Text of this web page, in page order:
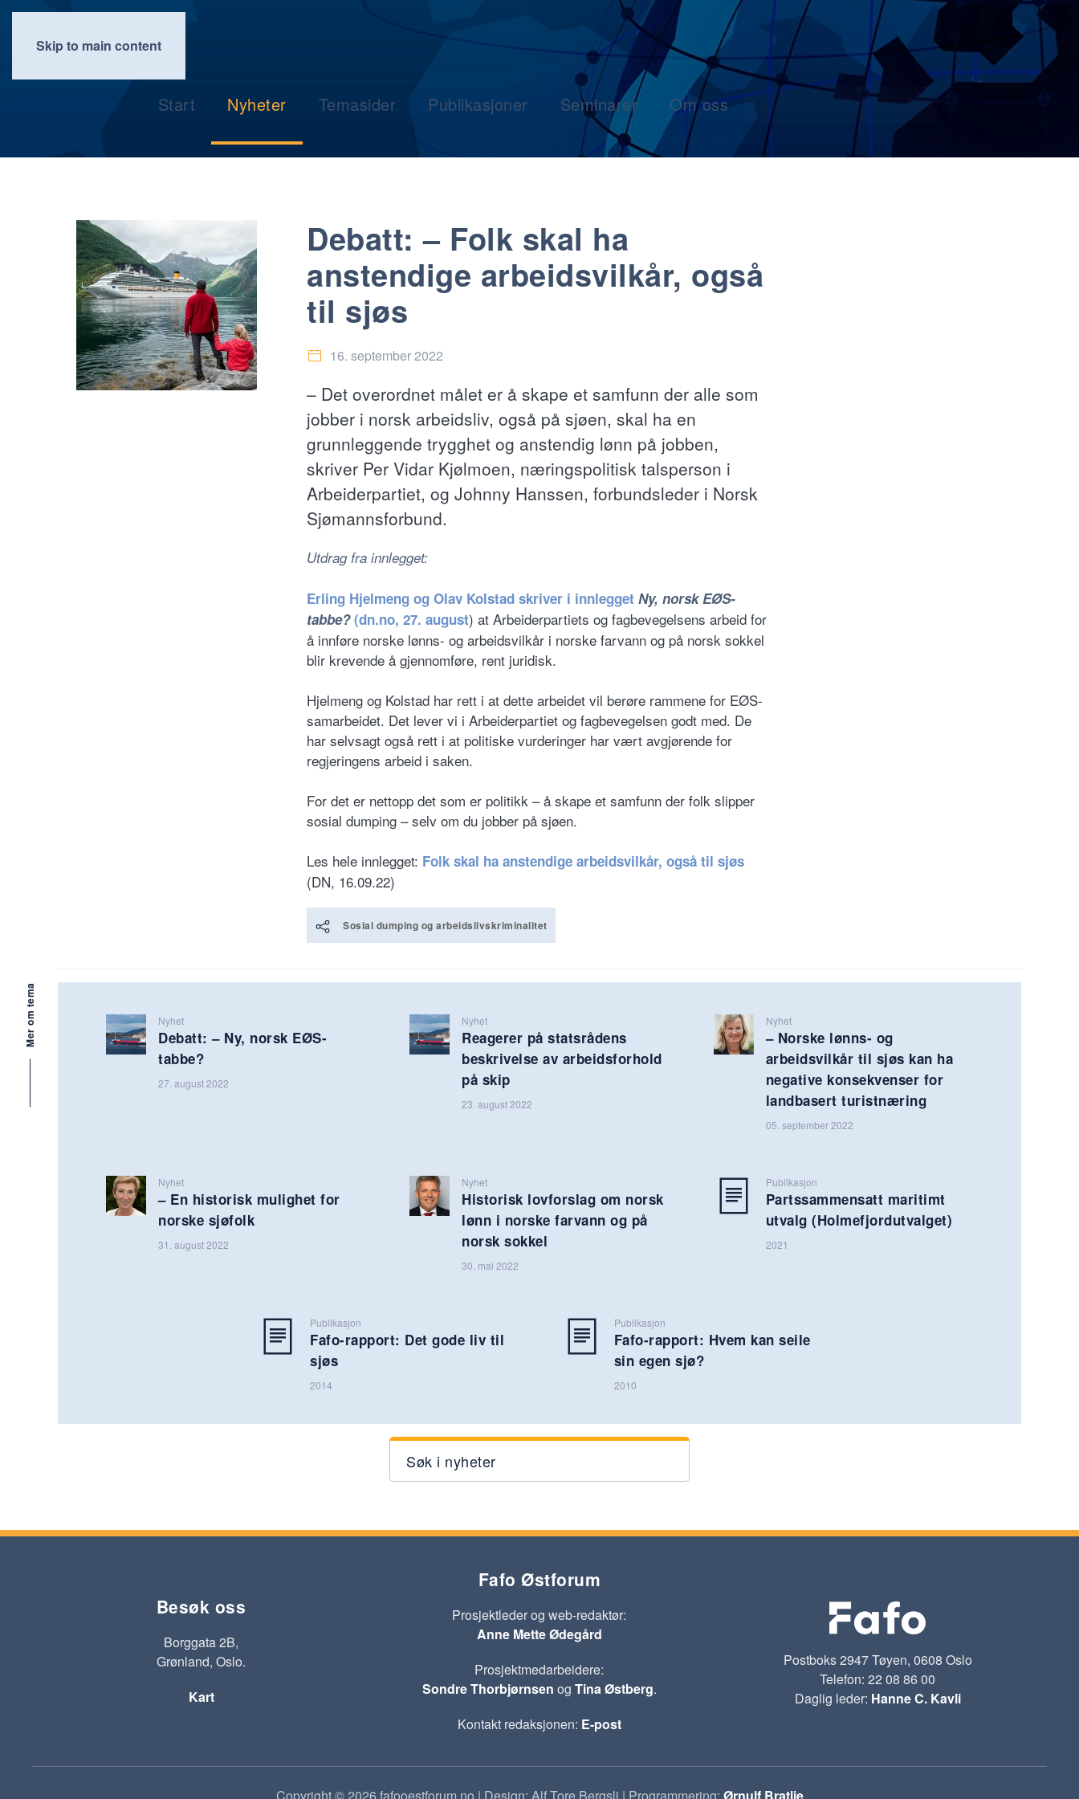
Skip to main content
Start Nyheter Temasider Publikasjoner Seminarer Om oss
Debatt: – Folk skal ha
anstendige arbeidsvilkår, også
til sjøs
16. september 2022
– Det overordnet målet er å skape et samfunn der alle som
jobber i norsk arbeidsliv, også på sjøen, skal ha en
grunnleggende trygghet og anstendig lønn på jobben,
skriver Per Vidar Kjølmoen, næringspolitisk talsperson i
Arbeiderpartiet, og Johnny Hanssen, forbundsleder i Norsk
Sjømannsforbund.
Utdrag fra innlegget:
Erling Hjelmeng og Olav Kolstad skriver i innlegget Ny, norsk EØS-
tabbe?(dn.no, 27. august) at Arbeiderpartiets og fagbevegelsens arbeid for
å innføre norske lønns- og arbeidsvilkår i norske farvann og på norsk sokkel
blir krevende å gjennomføre, rent juridisk.
Hjelmeng og Kolstad har rett i at dette arbeidet vil berøre rammene for EØS-
samarbeidet. Det lever vi i Arbeiderpartiet og fagbevegelsen godt med. De
har selvsagt også rett i at politiske vurderinger har vært avgjørende for
regjeringens arbeid i saken.
For det er nettopp det som er politikk – å skape et samfunn der folk slipper
sosial dumping – selv om du jobber på sjøen.
Les hele innlegget: Folk skal ha anstendige arbeidsvilkår, også til sjøs
(DN, 16.09.22)
Sosial dumping og arbeidslivskriminalitet
Nyhet
Debatt: – Ny, norsk EØS-
tabbe?
27. august 2022
Nyhet
Reagerer på statsrådens
beskrivelse av arbeidsforhold
på skip
23. august 2022
Nyhet
– Norske lønns- og
arbeidsvilkår til sjøs kan ha
negative konsekvenser for
landbasert turistnæring
05. september 2022
Nyhet
– En historisk mulighet for
norske sjøfolk
31. august 2022
Nyhet
Historisk lovforslag om norsk
lønn i norske farvann og på
norsk sokkel
30. mai 2022
Publikasjon
Partssammensatt maritimt
utvalg (Holmefjordutvalget)
2021
Publikasjon
Fafo-rapport: Det gode liv til
sjøs
2014
Publikasjon
Fafo-rapport: Hvem kan seile
sin egen sjø?
2010
Mer om tema
Søk i nyheter
Besøk oss
Borggata 2B,
Grønland, Oslo.
Kart
Fafo Østforum
Prosjektleder og web-redaktør:
Anne Mette Ødegård
Prosjektmedarbeidere:
Sondre Thorbjørnsen og Tina Østberg.
Kontakt redaksjonen: E-post
Postboks 2947 Tøyen, 0608 Oslo
Telefon: 22 08 86 00
Daglig leder: Hanne C. Kavli
Copyright © 2026 fafooestforum.no | Design: Alf Tore Bergsli | Programmering: Ørnulf Bratlie